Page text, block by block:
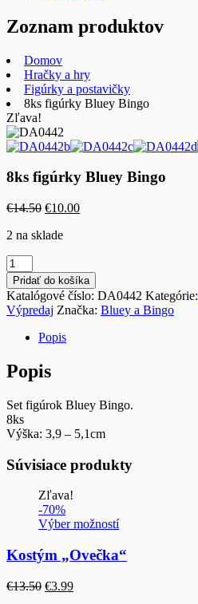
Zoznam produktov
Domov
Hračky a hry
Figúrky a postavičky
8ks figúrky Bluey Bingo
Zľava!
8ks figúrky Bluey Bingo
€14.50 Pôvodná
bola:
€10.00Aktuálna
2 na sklade
množstvo
8ks
figúrky
Bluey
Bingo
Pridať do košíka
Katalógové číslo: DA0442 Kategórie:
Výpredaj Značka: Bluey a Bingo
Popis
Popis
Set figúrok Bluey Bingo.
8ks
Výška: 3,9 – 5,1cm
Súvisiace produkty
Zľava!
-70%
Výber možností
Kostým „Ovečka“
€13.50 Pôvodná
€3.99Aktuálna